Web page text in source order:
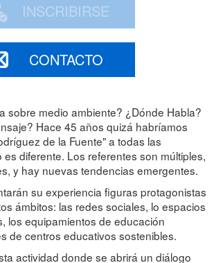
INSCRIBIRSE
CONTACTO
sobre medio ambiente? ¿Dónde Habla?
Hace 45 años quizá habríamos
de la Fuente" a todas las
diferente. Los referentes son múltiples,
y hay nuevas tendencias emergentes.
su experiencia figuras protagonistas
ámbitos: las redes sociales, lo espacios
los equipamientos de educación
de centros educativos sostenibles.
actividad donde se abrirá un diálogo